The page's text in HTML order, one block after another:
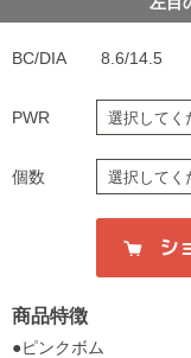
BC/DIA 8.6/14.5
PWR
個数
商品特徴
●ピンクボム